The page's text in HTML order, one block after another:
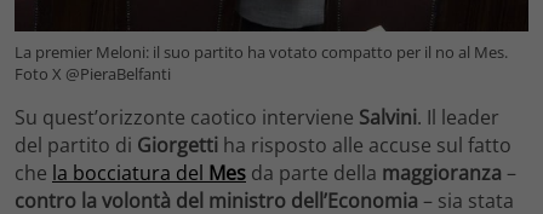
La premier Meloni: il suo partito ha votato compatto per il no al Mes.
Foto X @PieraBelfanti
Su quest’orizzonte caotico interviene Salvini. Il leader
del partito di Giorgetti ha risposto alle accuse sul fatto
che la bocciatura del Mes da parte della maggioranza –
contro la volontà del ministro dell’Economia – sia stata